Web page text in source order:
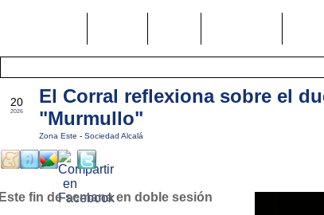
20
2026
El Corral reflexiona sobre el
"Murmullo"
Zona Este - Sociedad Alcalá
Este fin de semana en doble sesión